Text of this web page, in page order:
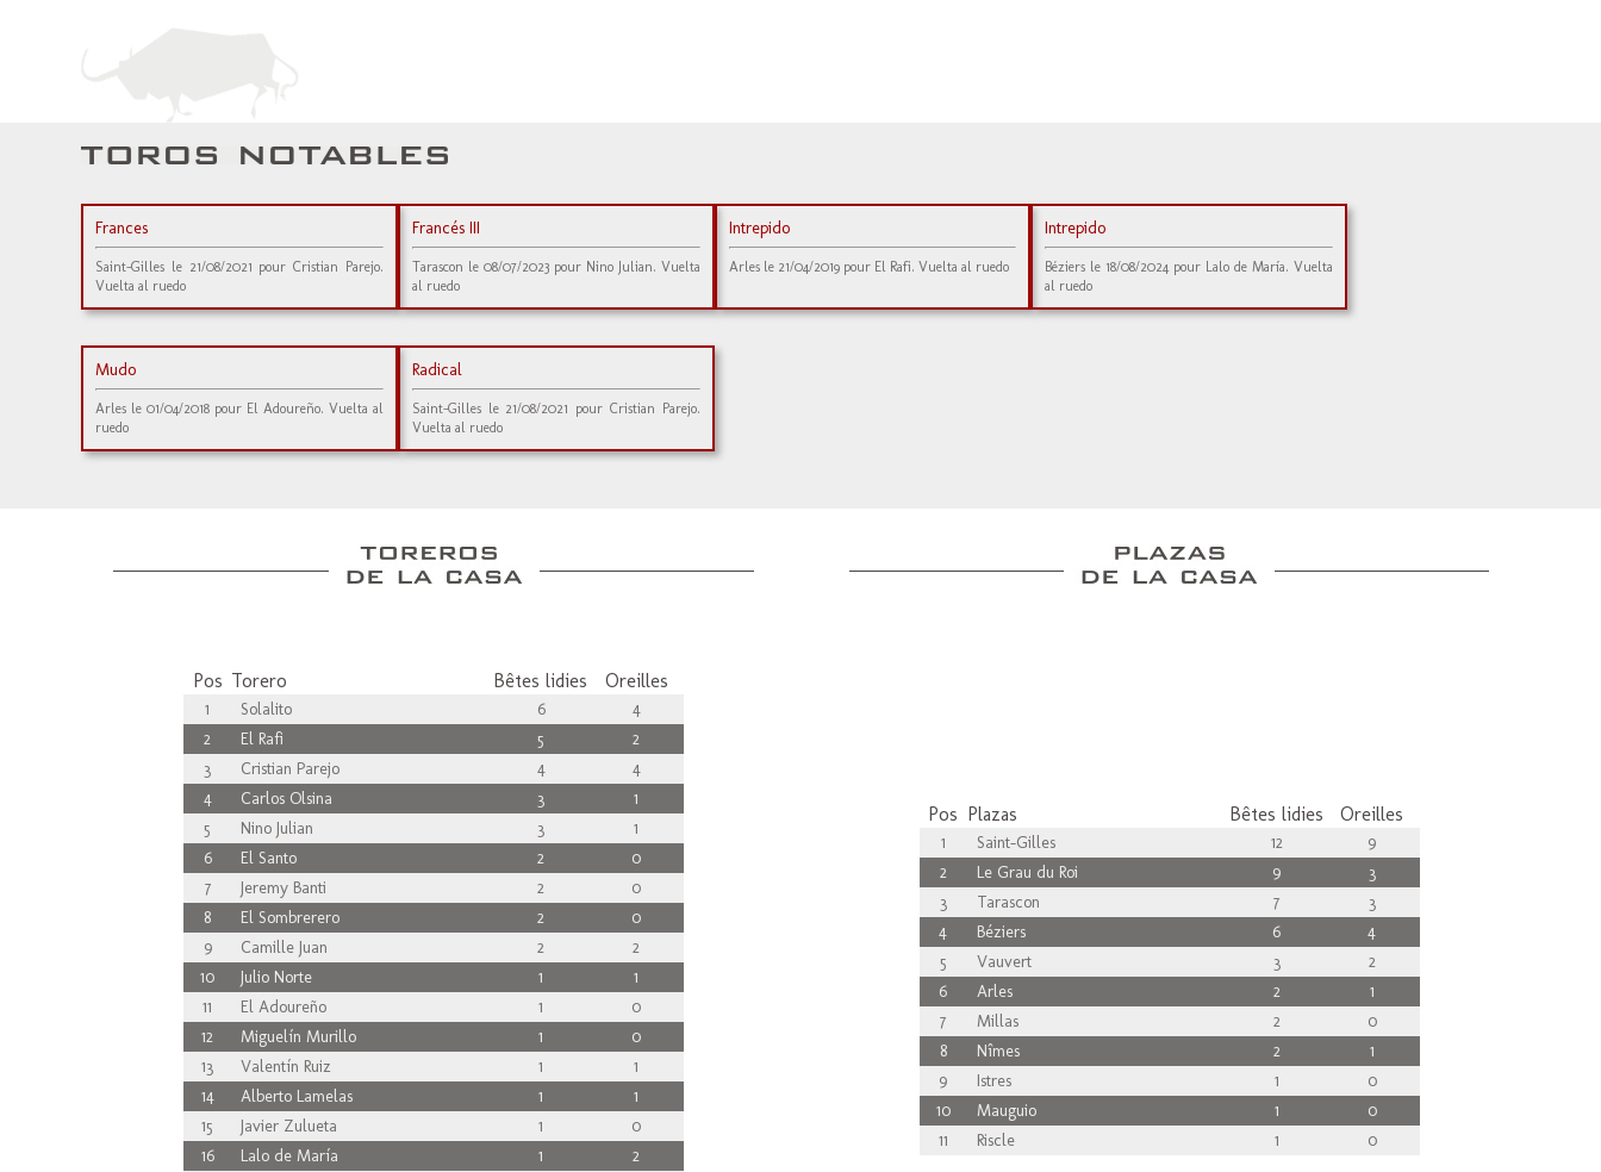
Frances
Saint-Gilles le 21/08/2021 pour Cristian Parejo.
Vuelta al ruedo
Francés III
Tarascon le 08/07/2023 pour Nino Julian. Vuelta
al ruedo
Intrepido
Arles le 21/04/2019 pour El Rafi. Vuelta al ruedo
Intrepido
Béziers le 18/08/2024 pour Lalo de María. Vuelta
al ruedo
Mudo
Arles le 01/04/2018 pour El Adoureño. Vuelta al
ruedo
Radical
Saint-Gilles le 21/08/2021 pour Cristian Parejo.
Vuelta al ruedo
Pos Torero Bêtes lidies Oreilles
1 Solalito 6
4
2
El Rafi 5
2
3
Cristian Parejo 4
4
4
Carlos Olsina 3
1
5
Nino Julian 3
1
6
El Santo 2
0
7
Jeremy Banti 2
0
8
El Sombrerero 2
0
9
Camille Juan 2
2
10
Julio Norte 1
1
11
El Adoureño 1
0
12
Miguelín Murillo 1
0
13
Valentín Ruiz 1
1
14
Alberto Lamelas 1
1
15
Javier Zulueta 1
0
16
Lalo de María 1 2
Pos Plazas Bêtes lidies Oreilles
1 Saint-Gilles 12
9
2
Le Grau du Roi 9
3
3
Tarascon 7
3
4
Béziers 6
4
5
Vauvert 3
2
6
Arles 2
1
7
Millas 2
0
8
Nîmes 2
1
9
Istres 1
0
10
Mauguio 1
0
11
Riscle 1 0